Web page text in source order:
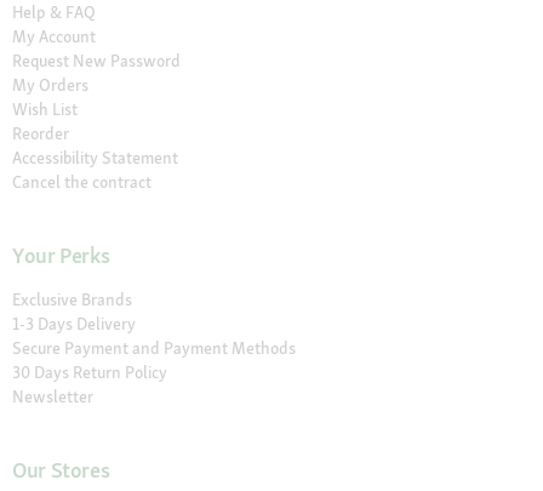
Help & FAQ
My Account
Request New Password
My Orders
Wish List
Reorder
Accessibility Statement
Cancel the contract
Your Perks
Exclusive Brands
1-3 Days Delivery
Secure Payment and Payment Methods
30 Days Return Policy
Newsletter
Our Stores